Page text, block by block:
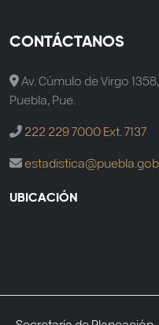
CONTÁCTANOS
Av. Cúmulo de Virgo
Puebla, Pue.
222 229 7000 Ext. 7137
UBICACIÓN